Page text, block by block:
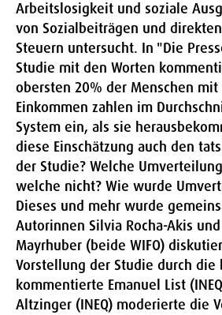
Arbeitslosigkeit und soziale
von Sozialbeiträgen und
Steuern untersucht. In "Die
Studie mit den Worten
obersten 20% der Menschen
Einkommen zahlen im
System ein, als sie
diese Einschätzung auch den
der Studie? Welche
welche nicht? Wie wurde
Dieses und mehr wurde
Autorinnen Silvia Rocha-Akis
Mayrhuber (beide WIFO)
Vorstellung der Studie durch
kommentierte Emanuel List
Altzinger (INEQ) moderierte die